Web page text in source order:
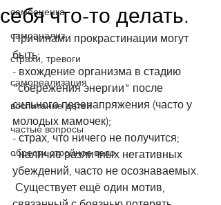
самооценка
самоанализ
страхи, тревоги
самореализация
воспитание детей
частые вопросы
обрести стройное тело
себя что-то делать.
Причинами прокрастинации могут
быть:
- вхождение организма в стадию
"сбережения энергии" после
сильного перенапряжения (часто у
молодых мамочек);
- страх, что ничего не получится;
- наличие различных негативных
убеждений, часто не осознаваемых.